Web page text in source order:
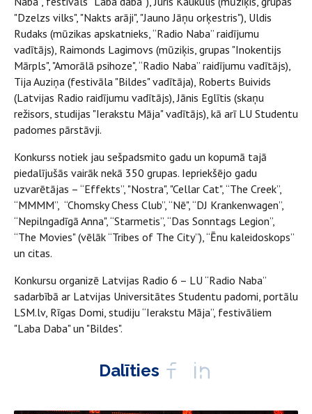
"Dzelzs vilks", "Nakts arāji", "Jauno Jāņu orķestris"), Uldis
Rudaks (mūzikas apskatnieks, “Radio Naba” raidījumu
vadītājs), Raimonds Lagimovs (mūziķis, grupas "Inokentijs
Mārpls", "Amorālā psihoze", “Radio Naba” raidījumu vadītājs),
Tija Auziņa (festivāla "Bildes" vadītāja), Roberts Buivids
(Latvijas Radio raidījumu vadītājs), Jānis Eglītis (skaņu
režisors, studijas "Ierakstu Māja" vadītājs), kā arī LU Studentu
padomes pārstāvji.
Konkurss notiek jau sešpadsmito gadu un kopumā tajā
piedalījušās vairāk nekā 350 grupas. Iepriekšējo gadu
uzvarētājas – “Effekts”, "Nostra", "Cellar Cat", “The Creek”,
“MMMM”, “Chomsky Chess Club”, “Nē", “DJ Krankenwagen”,
“Nepilngadīgā Anna", “Starmetis”, “Das Sonntags Legion”,
“The Movies" (vēlāk “Tribes of The City”), “Ēnu kaleidoskops”
un citas.
Konkursu organizē Latvijas Radio 6 – LU “Radio Naba”
sadarbībā ar Latvijas Universitātes Studentu padomi, portālu
LSM.lv, Rīgas Domi, studiju “Ierakstu Māja”, festivāliem
"Laba Daba" un "Bildes".
Dalīties